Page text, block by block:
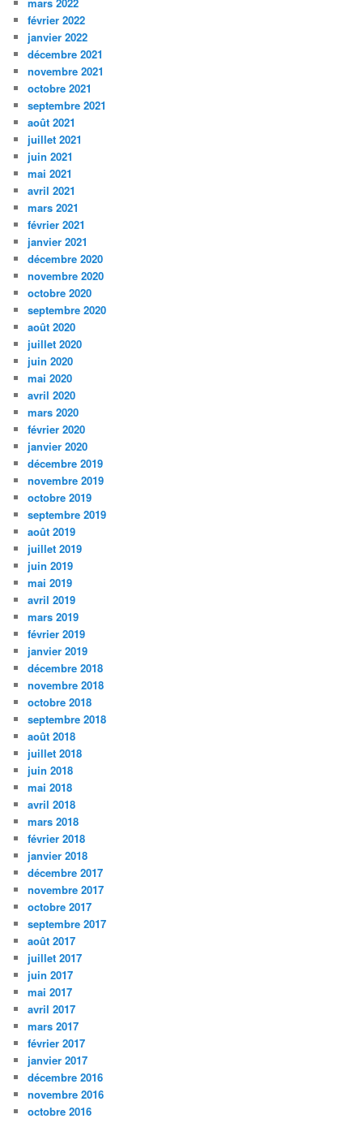
février 2022
janvier 2022
décembre 2021
novembre 2021
octobre 2021
septembre 2021
août 2021
juillet 2021
juin 2021
mai 2021
avril 2021
mars 2021
février 2021
janvier 2021
décembre 2020
novembre 2020
octobre 2020
septembre 2020
août 2020
juillet 2020
juin 2020
mai 2020
avril 2020
mars 2020
février 2020
janvier 2020
décembre 2019
novembre 2019
octobre 2019
septembre 2019
août 2019
juillet 2019
juin 2019
mai 2019
avril 2019
mars 2019
février 2019
janvier 2019
décembre 2018
novembre 2018
octobre 2018
septembre 2018
août 2018
juillet 2018
juin 2018
mai 2018
avril 2018
mars 2018
février 2018
janvier 2018
décembre 2017
novembre 2017
octobre 2017
septembre 2017
août 2017
juillet 2017
juin 2017
mai 2017
avril 2017
mars 2017
février 2017
janvier 2017
décembre 2016
novembre 2016
octobre 2016